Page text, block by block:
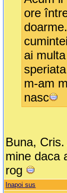
ore
ai
m-am
nasc
Buna,
mine daca
rog
Inapoi sus